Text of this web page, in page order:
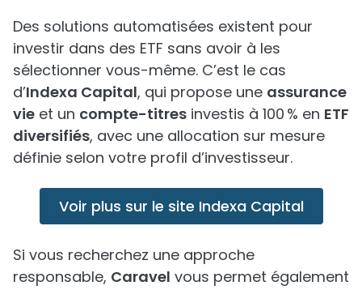
Des solutions automatisées existent pour
investir dans des ETF sans avoir à les
sélectionner vous-même. C’est le cas
d’Indexa Capital, qui propose une assurance
vie et un compte-titres investis à 100 % en ETF
diversifiés, avec une allocation sur mesure
définie selon votre profil d’investisseur.
Voir plus sur le site Indexa Capital
Si vous recherchez une approche
responsable, Caravel vous permet également